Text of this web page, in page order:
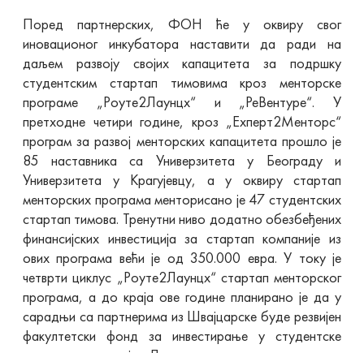
Поред партнерских, ФОН ће у оквиру свог
иновационог инкубатора наставити да ради на
даљем развоју својих капацитета за подршку
студентским стартап тимовима кроз менторске
програме „Роуте2Лаунцх“ и „РеВентуре“. У
претходне четири године, кроз „Еxперт2Менторс“
програм за развој менторских капацитета прошло је
85 наставника са Универзитета у Београду и
Универзитета у Крагујевцу, а у оквиру стартап
менторских програма менторисано је 47 студентских
стартап тимова. Тренутни ниво додатно обезбеђених
финансијских инвестиција за стартап компаније из
ових програма већи је од 350.000 евра. У току је
четврти циклус „Роуте2Лаунцх“ стартап менторског
програма, а до краја ове године планирано је да у
сарадњи са партнерима из Швајцарске буде резвијен
факултетски фонд за инвестирање у студентске